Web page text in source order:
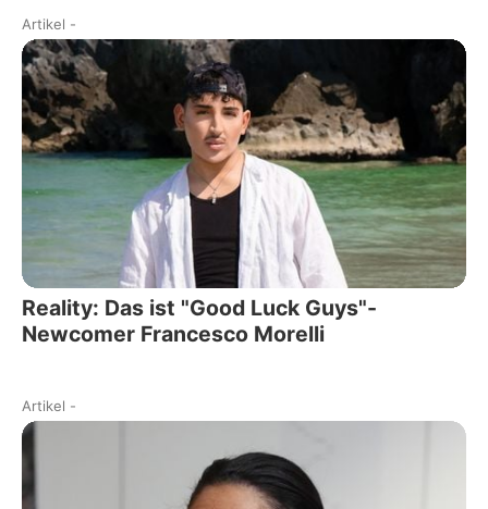
Artikel -
Reality: Das ist "Good Luck Guys"-
Newcomer Francesco Morelli
Artikel -